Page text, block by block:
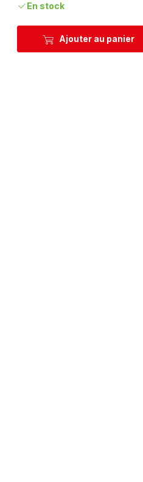
Ajouter au panier
En stock